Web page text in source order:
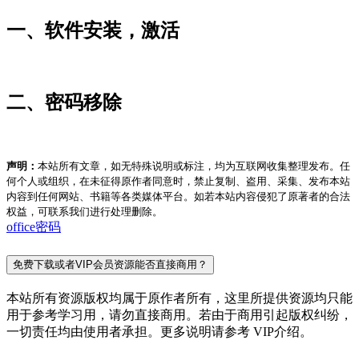
一、软件安装，激活
二、密码移除
声明： 本站所有文章，如无特殊说明或标注，均为互联网收集整理发布。任
何个人或组织，在未征得原作者同意时，禁止复制、盗用、采集、发布本站
内容到任何网站、书籍等各类媒体平台。如若本站内容侵犯了原著者的合法
权益，可联系我们进行处理删除。
office密码
免费下载或者VIP会员资源能否直接商用？
本站所有资源版权均属于原作者所有，这里所提供资源均只能
用于参考学习用，请勿直接商用。若由于商用引起版权纠纷，
一切责任均由使用者承担。更多说明请参考 VIP介绍。